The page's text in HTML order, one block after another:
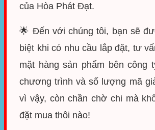
của Hòa Phát Đạt.
🌟 Đến với chúng tôi, bạn sẽ
biệt khi có nhu cầu lắp đặt, tư
mặt hàng sản phẩm bên công
chương trình và số lượng mã
vì vậy, còn chần chờ chi mà
đặt mua thôi nào!